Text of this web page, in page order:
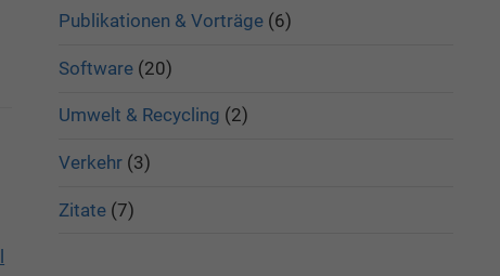
Publikationen & Vorträge(6)
Software(20)
Umwelt & Recycling (2)
Verkehr(3)
Zitate(7)